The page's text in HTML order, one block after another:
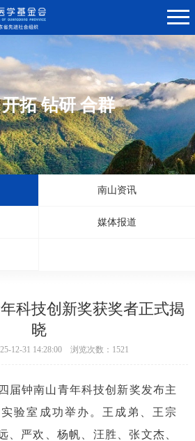
拓 钻研 合群
南山资讯
媒体报道
科技创新奖获奖者正式揭
晓
12-31 14:28:00 浏览次数：1521
届钟南山青年科技创新奖发布主
验室成功举办。王成弟、王宗
、严欢、杨帆、汪胜、张文杰、